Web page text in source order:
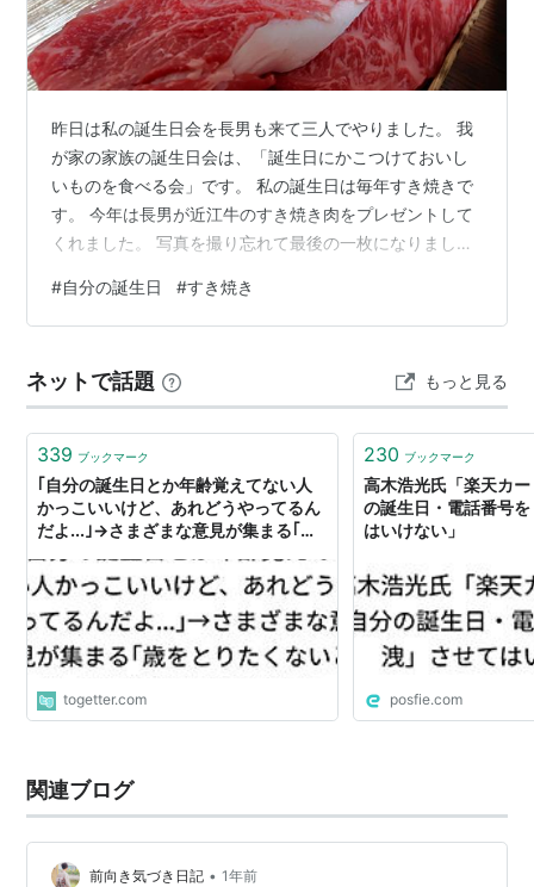
昨日は私の誕生日会を長男も来て三人でやりました。 我
が家の家族の誕生日会は、「誕生日にかこつけておいし
いものを食べる会」です。 私の誕生日は毎年すき焼きで
す。 今年は長男が近江牛のすき焼き肉をプレゼントして
くれました。 写真を撮り忘れて最後の一枚になりました
です。 恥ずかしながら、こんな立派なお肉ですき焼きを
するのは初めてです。 私が誕生日のすき焼きを鶏肉にし
す）、危機感で買ってくれたようです。ごめんな、長
男、たかるつもりはなかったんやけど。。。 最初はひと
り一枚ずつ、お肉だけを焼いて砂糖と醤油…
#自分の誕生日 #すき焼き
ネットで話題 もっと見る
339 ブックマーク
｢自分の誕生日とか年齢覚えてない人
かっこいいけど、あれどうやってるん
だよ...｣→さまざまな意見が集まる｢歳
くなる｣
togetter.com
230 ブックマーク
高木浩光氏「楽天カ
の誕生日・電話番号
はいけない」
posfie.com
関連ブログ
前向き気づき日記 • 1年前